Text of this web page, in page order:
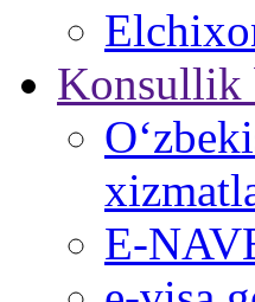
Konsullik
E-